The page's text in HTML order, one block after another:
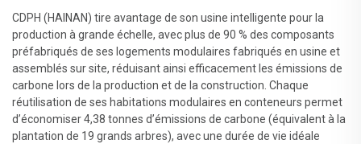
CDPH (HAINAN) tire avantage de son usine intelligente pour la
production à grande échelle, avec plus de 90 % des composants
préfabriqués de ses logements modulaires fabriqués en usine et
assemblés sur site, réduisant ainsi efficacement les émissions de
carbone lors de la production et de la construction. Chaque
réutilisation de ses habitations modulaires en conteneurs permet
d’économiser 4,38 tonnes d’émissions de carbone (équivalent à la
plantation de 19 grands arbres), avec une durée de vie idéale